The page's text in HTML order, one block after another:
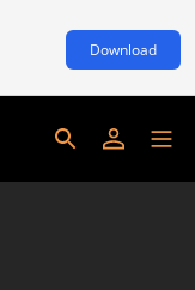
Download